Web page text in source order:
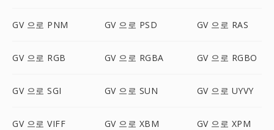
GV 으로 PNM GV 으로 PSD GV 으로 RAS
GV 으로 RGB GV 으로 RGBA GV 으로 RGBO
GV 으로 SGI GV 으로 SUN GV 으로 UYVY
GV 으로 VIFF GV 으로 XBM GV 으로 XPM